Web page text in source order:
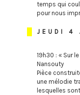
temps qui
pour nous
JEUDI 4
19h30 : « Sur
Nansouty
Pièce
une mélodie
lesquelles